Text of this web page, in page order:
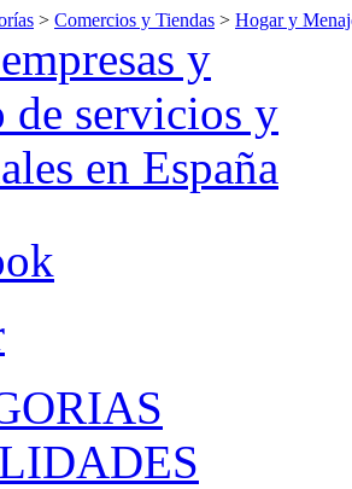
> Comercios y Tiendas > Hogar y